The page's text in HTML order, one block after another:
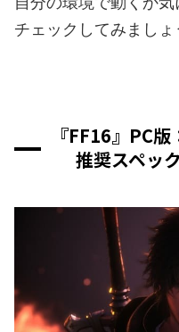
チェックしてみましょ
『FF16』PC
推奨スペッ